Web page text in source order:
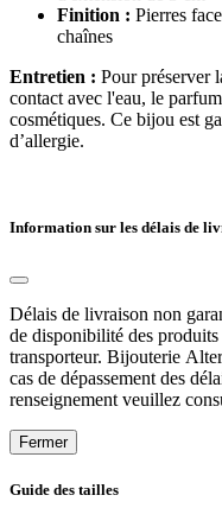
Finition : Pierres
chaînes
Entretien : Pour préserver
contact avec l'eau, le
cosmétiques. Ce bijou est
d’allergie.
Information sur les délais de
Délais de livraison non
de disponibilité des produits
transporteur. Bijouterie
cas de dépassement des
renseignement veuillez
Fermer
Guide des tailles